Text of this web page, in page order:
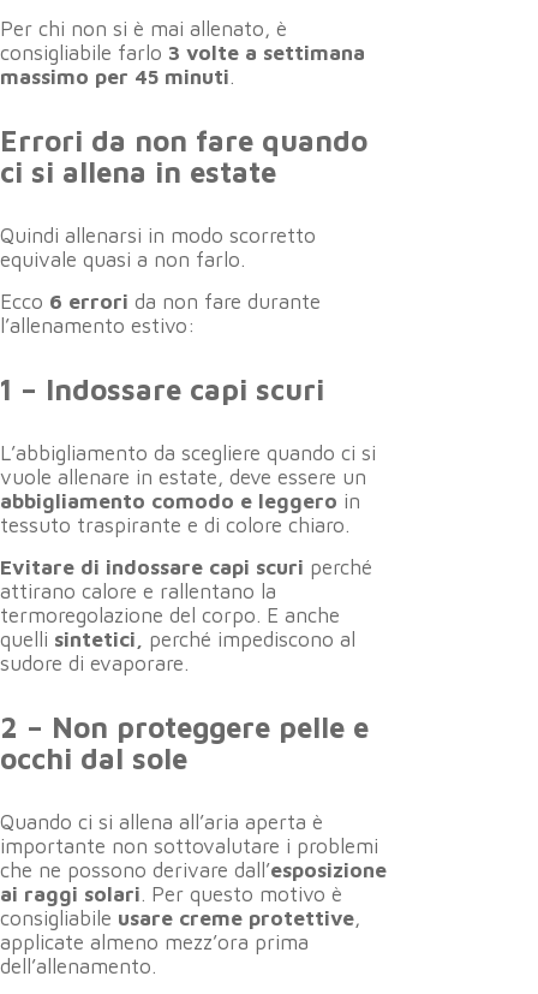
Per chi non si è mai allenato, è
consigliabile farlo 3 volte a settimana
massimo per 45 minuti.
Errori da non fare quando
ci si allena in estate
Quindi allenarsi in modo scorretto
equivale quasi a non farlo.
Ecco 6 errori da non fare durante
l’allenamento estivo:
1 – Indossare capi scuri
L’abbigliamento da scegliere quando ci si
vuole allenare in estate, deve essere un
abbigliamento comodo e leggero in
tessuto traspirante e di colore chiaro.
Evitare di indossare capi scuri perché
attirano calore e rallentano la
termoregolazione del corpo. E anche
quelli sintetici,
perché impediscono al
sudore di evaporare.
2 – Non proteggere pelle e
occhi dal sole
Quando ci si allena all’aria aperta è
importante non sottovalutare i problemi
che ne possono derivare dall’esposizione
ai raggi solari. Per questo motivo è
consigliabile usare creme protettive,
applicate almeno mezz’ora prima
dell’allenamento.